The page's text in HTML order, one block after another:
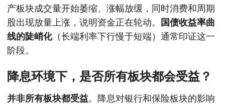
产板块成交量开始萎缩、涨幅放缓，同时消费和周期
股出现放量上涨，说明资金正在轮动。 国债收益率曲
线的陡峭化（长端利率下行慢于短端）通常印证这一
阶段。
降息环境下，是否所有板块都会受益？
并非所有板块都受益。降息对银行和保险板块的影响